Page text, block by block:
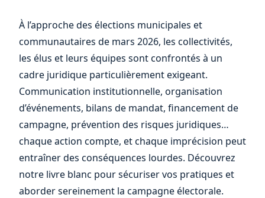
vos
À l’approche des élections municipales et
communautaires de mars 2026, les collectivités,
les élus et leurs équipes sont confrontés à un
cadre juridique particulièrement exigeant.
Communication institutionnelle, organisation
d’événements, bilans de mandat, financement de
campagne, prévention des risques juridiques…
chaque action compte, et chaque imprécision peut
entraîner des conséquences lourdes. Découvrez
notre livre blanc pour sécuriser vos pratiques et
aborder sereinement la campagne électorale.